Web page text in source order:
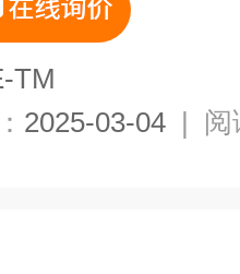
TM
2025-03-04 | 阅